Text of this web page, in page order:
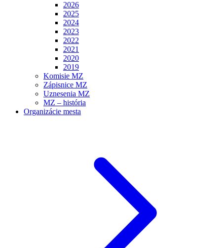
2026
2025
2024
2023
2022
2021
2020
2019
Komisie MZ
Zápisnice MZ
Uznesenia MZ
MZ – história
Organizácie mesta